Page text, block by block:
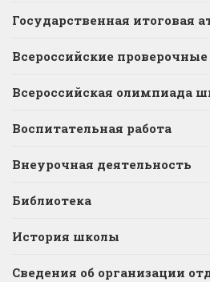
Государственная итоговая
Всероссийские
Всероссийская олимпиада
Воспитательная работа
Внеурочная деятельность
Библиотека
История школы
Сведения об организации